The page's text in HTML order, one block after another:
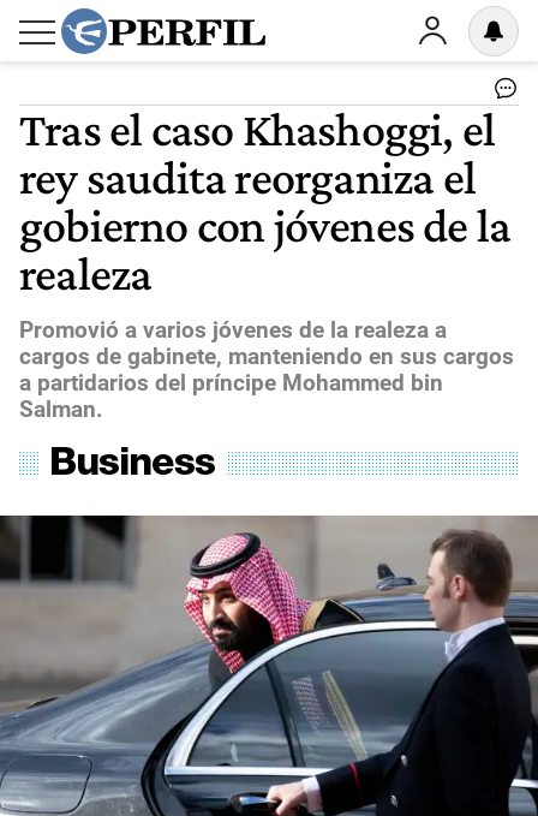
Tras el caso Khashoggi, el
rey saudita reorganiza el
gobierno con jóvenes de la
realeza
Promovió a varios jóvenes de la realeza a
cargos de gabinete, manteniendo en sus cargos
a partidarios del príncipe Mohammed bin
Salman.